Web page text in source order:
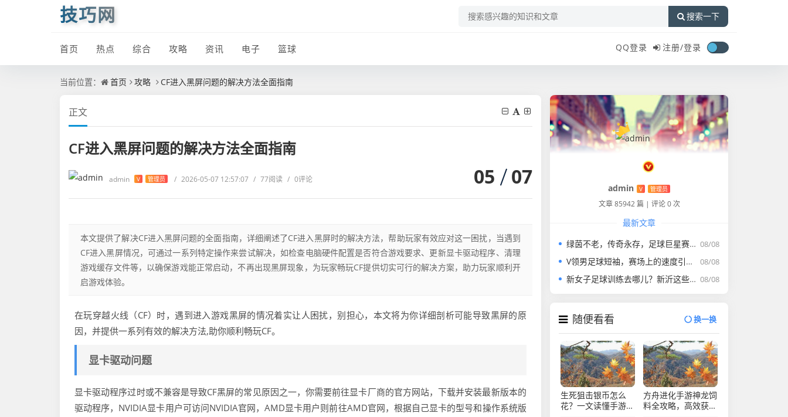
技巧网 搜索一下
首页 热点 综合 攻略 资讯 电子 篮球 QQ登录 注册/登录
当前位置： 首页 攻略 CF进入黑屏问题的解决方法全面指南
正文
CF进入黑屏问题的解决方法全面指南
admin V 管理员 / 2026-05-07 12:57:07 / 77阅读 / 0评论 05 07
本文提供了解决CF进入黑屏问题的全面指南，详细阐述了CF进入黑屏时的解决方法，帮助玩家有效应对这一困扰，当遇到
CF进入黑屏情况，可通过一系列特定操作来尝试解决，如检查电脑硬件配置是否符合游戏要求、更新显卡驱动程序、清理
游戏缓存文件等，以确保游戏能正常启动，不再出现黑屏现象，为玩家畅玩CF提供切实可行的解决方案，助力玩家顺利开
启游戏体验。
在玩穿越火线（CF）时，遇到进入游戏黑屏的情况着实让人困扰，别担心，本文将为你详细剖析可能导致黑屏的原
因，并提供一系列有效的解决方法,助你顺利畅玩CF。
显卡驱动问题
显卡驱动程序过时或不兼容是导致CF黑屏的常见原因之一，你需要前往显卡厂商的官方网站，下载并安装最新版本的
驱动程序，NVIDIA显卡用户可访问NVIDIA官网，AMD显卡用户则前往AMD官网，根据自己显卡的型号和操作系统版
admin V 管理员
文章 85942 篇 | 评论 0 次
最新文章
08/08
绿茵不老，传奇永存，足球巨星赛视频里的时光回响，绿茵不老，传奇永存，足球巨星赛视频的时光回响
08/08
V领男足球短袖，赛场上的速度引擎，街头型格的百搭密码，V领男足球短袖，赛场速度引擎，街头百搭密码
08/08
新女子足球训练去哪儿？新沂这些地方助你圆梦！新沂女子足球训练新去处，助你圆梦绿茵场！
随便看看 换一换
生死狙击银币怎么
花？一文读懂手游生
方舟进化手游神龙饲
料全攻略，高效获取